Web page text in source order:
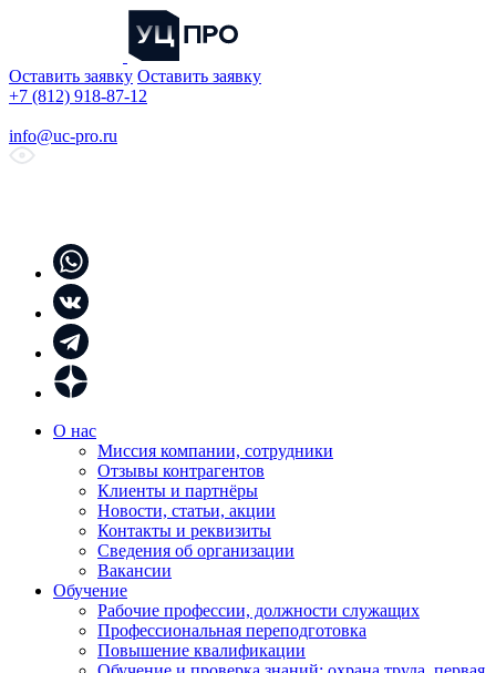
Оставить заявку Оставить заявку
+7 (812) 918-87-12
info@uc-pro.ru
О нас
Миссия компании, сотрудники
Отзывы контрагентов
Клиенты и партнёры
Новости, статьи, акции
Контакты и реквизиты
Сведения об организации
Вакансии
Обучение
Рабочие профессии, должности служащих
Профессиональная переподготовка
Повышение квалификации